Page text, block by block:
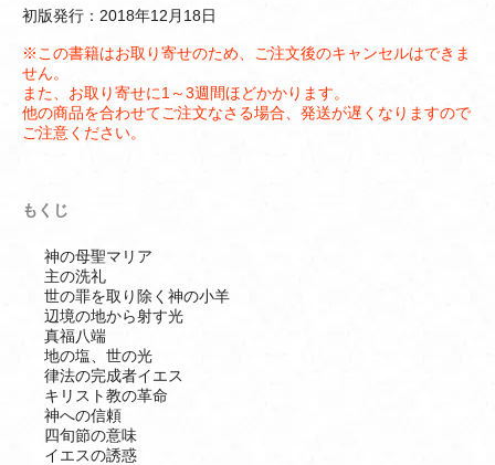
初版発行：2018年12月18日
※この書籍はお取り寄せのため、ご注文後のキャンセルはできま
せん。
また、お取り寄せに1～3週間ほどかかります。
他の商品を合わせてご注文なさる場合、発送が遅くなりますので
ご注意ください。
もくじ
神の母聖マリア
主の洗礼
世の罪を取り除く神の小羊
辺境の地から射す光
真福八端
地の塩、世の光
律法の完成者イエス
キリスト教の革命
神への信頼
四旬節の意味
イエスの誘惑